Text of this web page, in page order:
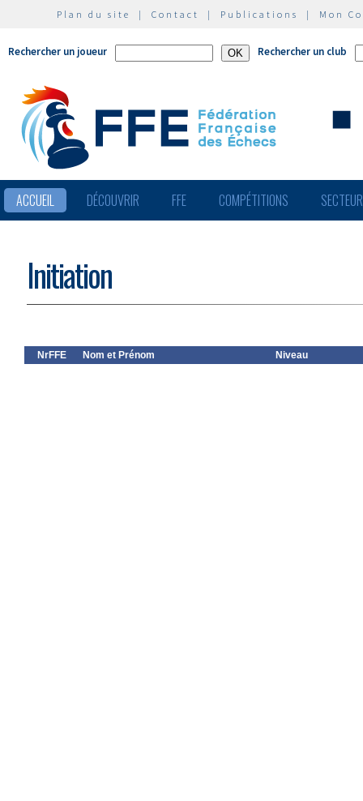
Plan du site | Contact | Publications | Mon
Rechercher un joueur Rechercher un club
ACCUEIL DÉCOUVRIR FFE COMPÉTITIONS
Initiation
NrFFE Nom et Prénom Niveau